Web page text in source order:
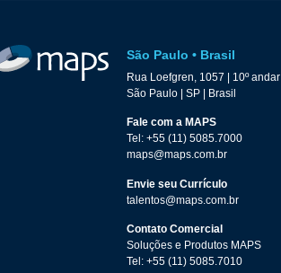
São Paulo • Brasil
Rua Loefgren, 1057 | 10º andar
São Paulo | SP | Brasil
Fale com a MAPS
Tel: +55 (11) 5085.7000
maps@maps.com.br
Envie seu Currículo
talentos@maps.com.br
Contato Comercial
Soluções e Produtos MAPS
Tel: +55 (11) 5085.7010